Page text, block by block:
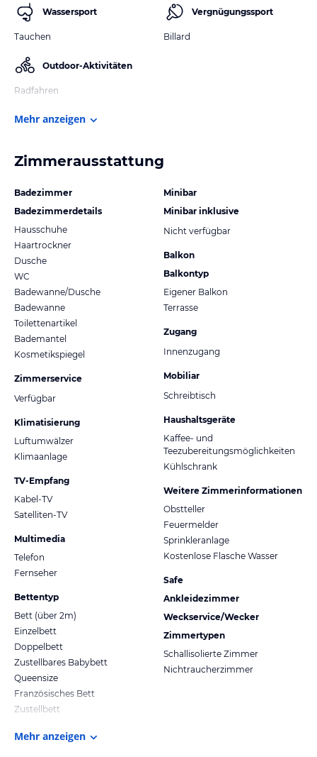
Wassersport
Tauchen
Outdoor-Aktivitäten
Radfahren
Vergnügungssport
Billard
Mehr anzeigen
Zimmerausstattung
Badezimmer
Badezimmerdetails
Hausschuhe
Haartrockner
Dusche
WC
Badewanne/Dusche
Badewanne
Toilettenartikel
Bademantel
Kosmetikspiegel
Zimmerservice
Verfügbar
Klimatisierung
Luftumwälzer
Klimaanlage
TV-Empfang
Kabel-TV
Satelliten-TV
Multimedia
Telefon
Fernseher
Bettentyp
Bett (über 2m)
Einzelbett
Doppelbett
Zustellbares Babybett
Queensize
Französisches Bett
Zustellbett
Minibar
Minibar inklusive
Nicht verfügbar
Balkon
Balkontyp
Eigener Balkon
Terrasse
Zugang
Innenzugang
Mobiliar
Schreibtisch
Haushaltsgeräte
Kaffee- und
Teezubereitungsmöglichkeiten
Kühlschrank
Weitere Zimmerinformationen
Obstteller
Feuermelder
Sprinkleranlage
Kostenlose Flasche Wasser
Safe
Ankleidezimmer
Weckservice/Wecker
Zimmertypen
Schallisolierte Zimmer
Nichtraucherzimmer
Mehr anzeigen